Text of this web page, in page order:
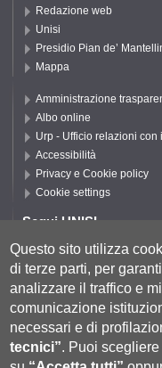
Redazione web
Unisi
Presidio Pian de’
Mappa
Amministrazione
Albo online
Urp - Ufficio relazioni con
Accessibilità
Privacy e Cookie policy
Cookie settings
Segui UNISI
Segui DSFTA
Questo sito utilizza
di terze parti, per
analizzare il traffico e
comunicazione
necessari e di
tecnici”. Puoi